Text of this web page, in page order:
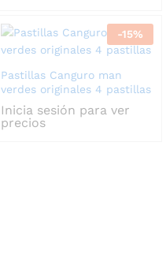
-15%
Pastillas Canguro man
verdes originales 4 pastillas
Inicia sesión para ver
precios